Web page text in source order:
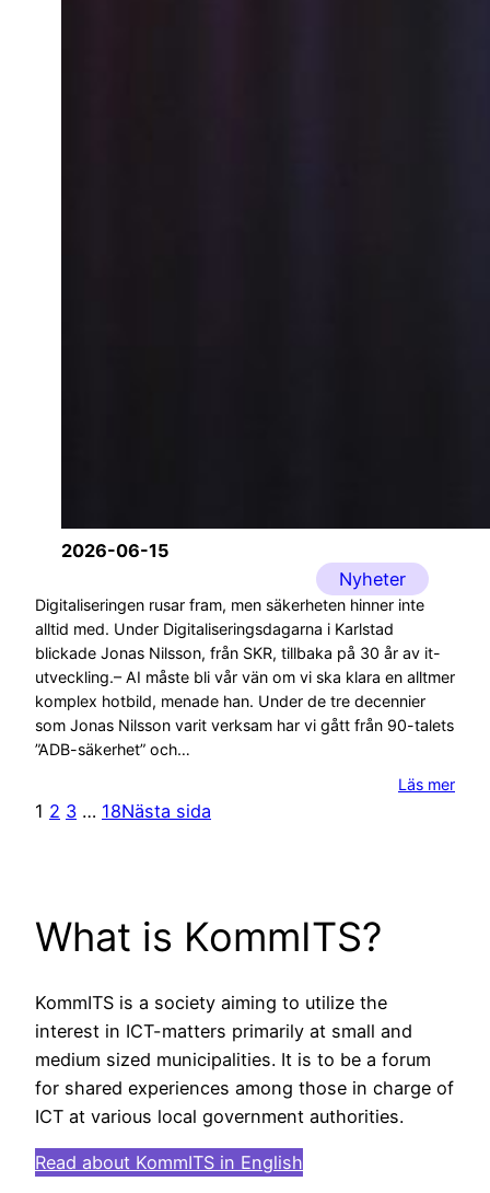
2026-06-15
Nyheter
Digitaliseringen rusar fram, men säkerheten hinner inte
alltid med. Under Digitaliseringsdagarna i Karlstad
blickade Jonas Nilsson, från SKR, tillbaka på 30 år av it-
utveckling.– AI måste bli vår vän om vi ska klara en alltmer
komplex hotbild, menade han. Under de tre decennier
som Jonas Nilsson varit verksam har vi gått från 90-talets
”ADB-säkerhet” och…
Läs mer
1 2 3 … 18Nästa sida
What is KommITS?
KommITS is a society aiming to utilize the
interest in ICT-matters primarily at small and
medium sized municipalities. It is to be a forum
for shared experiences among those in charge of
ICT at various local government authorities.
Read about KommITS in English